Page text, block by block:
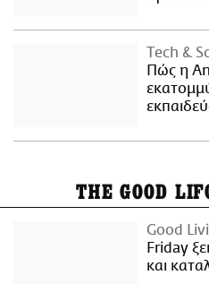
Τech &
Πώς η
THE GOOD
Good
Friday
και